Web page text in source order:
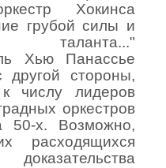
Хокинса
грубой силы и
таланта..."
Хью Панассье
другой стороны,
числу лидеров
оркестров
50-х. Возможно,
расходящихся